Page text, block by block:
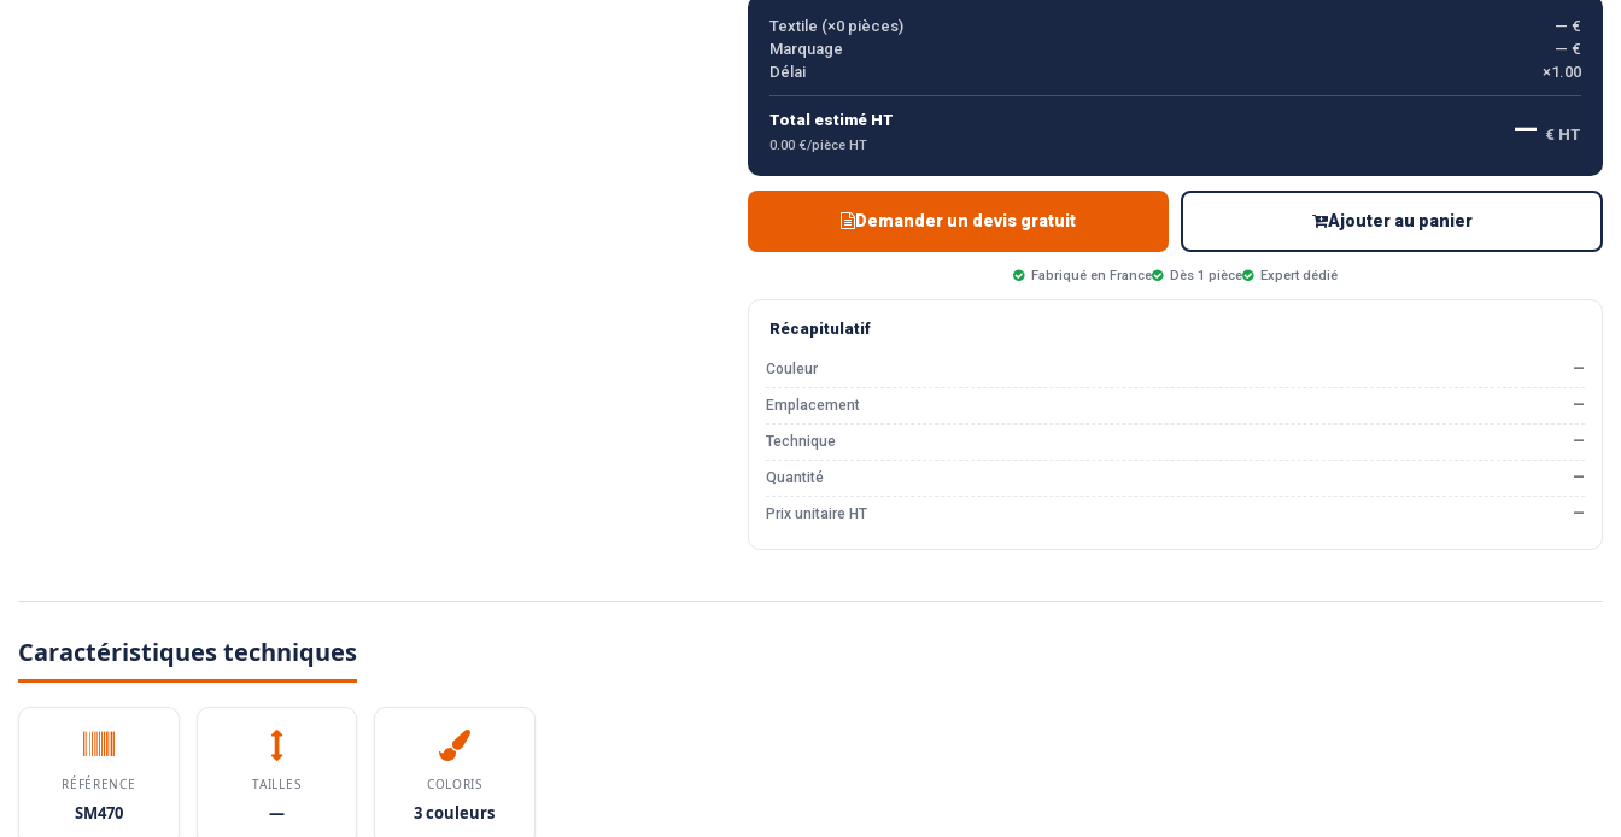
Textile (×0pièces)
— €
Marquage
— €
Délai
×1.00
Total estimé HT
0.00 €/pièce HT — € HT
Demander un devis gratuit Ajouter au panier
Fabriqué en France Dès 1 pièce Expert dédié
Récapitulatif
Couleur —
Emplacement —
Technique —
Quantité —
Prix unitaire HT —
Caractéristiques techniques
RÉFÉRENCE
SM470
TAILLES
—
COLORIS
3 couleurs